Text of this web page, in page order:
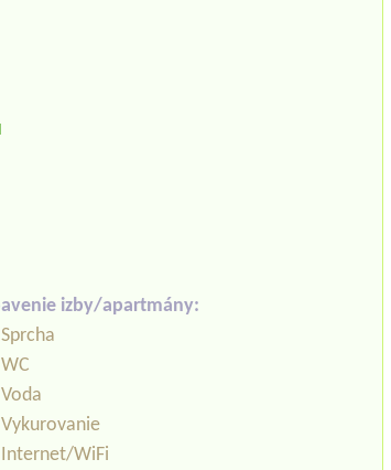
izby/apartmány:
Sprcha
WC
Voda
Vykurovanie
Internet/WiFi